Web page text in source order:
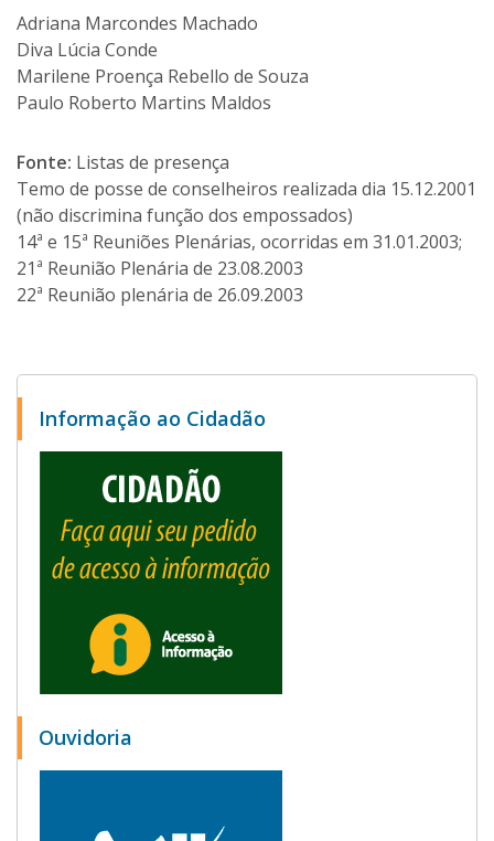
Adriana Marcondes Machado
Diva Lúcia Conde
Marilene Proença Rebello de Souza
Paulo Roberto Martins Maldos
Fonte: Listas de presença
Temo de posse de conselheiros realizada dia 15.12.2001
(não discrimina função dos empossados)
14ª e 15ª Reuniões Plenárias, ocorridas em 31.01.2003;
21ª Reunião Plenária de 23.08.2003
22ª Reunião plenária de 26.09.2003
Informação ao Cidadão
Ouvidoria